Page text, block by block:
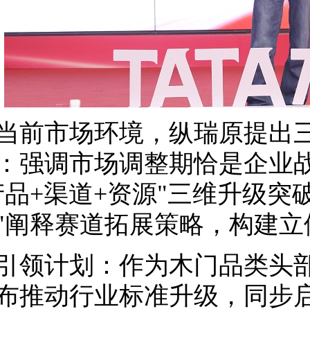
前市场环境，纵瑞原提出
强调市场调整期恰是企业
+渠道+资源"三维升级突
释赛道拓展策略，构建
领计划：作为木门品类头
推动行业标准升级，同步